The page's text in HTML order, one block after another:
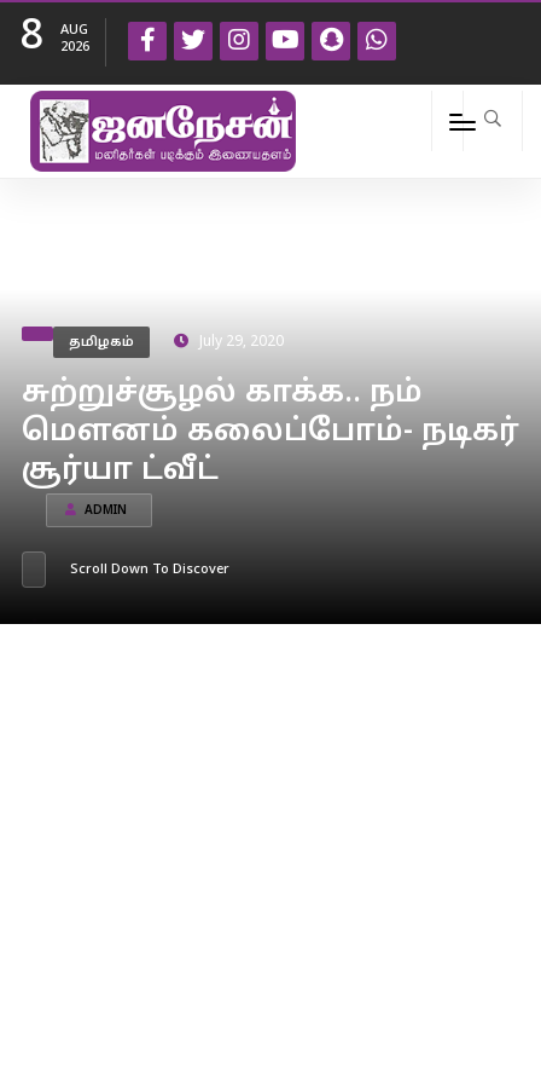
8
AUG
2026
தமிழகம் July 29, 2020
சுற்றுச்சூழல் காக்க.. நம்
மௌனம் கலைப்போம்- நடிகர்
சூர்யா ட்வீட்
ADMIN
Scroll Down To Discover